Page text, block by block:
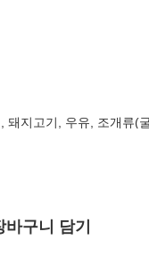
지고기, 우유, 조개류(
바구니 담기